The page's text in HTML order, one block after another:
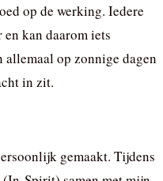
op de werking. Iedere
kan daarom iets
op zonnige dagen
in zit.
gemaakt. Tijdens